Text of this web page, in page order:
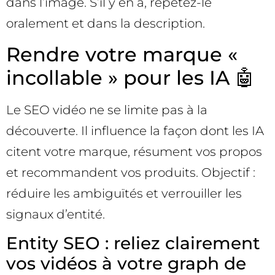
oralement et dans la description.
Rendre votre marque «
incollable » pour les IA 🤖
Le SEO vidéo ne se limite pas à la
découverte. Il influence la façon dont les IA
citent votre marque, résument vos propos
et recommandent vos produits. Objectif :
réduire les ambiguïtés et verrouiller les
signaux d’entité.
Entity SEO : reliez clairement
vos vidéos à votre graph de